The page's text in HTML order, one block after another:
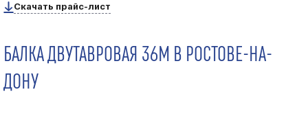
Скачать прайс-лист
БАЛКА ДВУТАВРОВАЯ 36М В РОСТОВЕ-НА-
ДОНУ